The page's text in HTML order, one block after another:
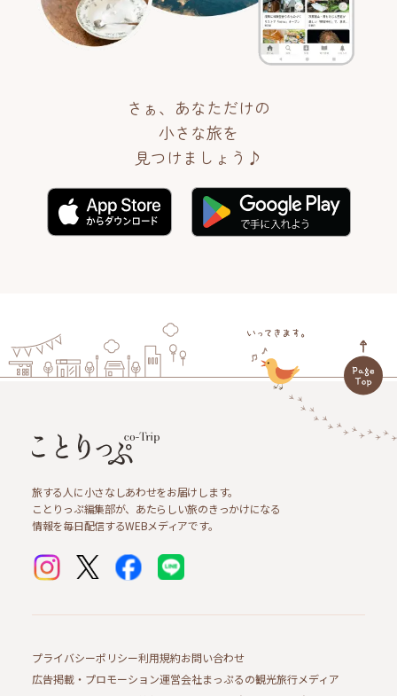
さぁ、あなただけの
小さな旅を
見つけましょう♪
旅する人に小さなしあわせをお届けします。
ことりっぷ編集部が、あたらしい旅のきっかけになる
情報を毎日配信するWEBメディアです。
プライバシーポリシー利用規約お問い合わせ
広告掲載・プロモーション運営会社まっぷるの観光旅行メディア